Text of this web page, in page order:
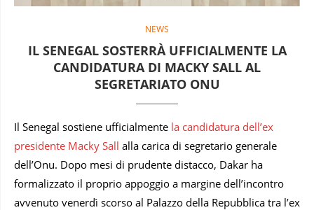
NEWS
IL SENEGAL SOSTERRÀ UFFICIALMENTE LA
CANDIDATURA DI MACKY SALL AL
SEGRETARIATO ONU
Il Senegal sostiene ufficialmente la candidatura dell’ex
presidente Macky Sall alla carica di segretario generale
dell’Onu. Dopo mesi di prudente distacco, Dakar ha
formalizzato il proprio appoggio a margine dell’incontro
avvenuto venerdì scorso al Palazzo della Repubblica tra l’ex